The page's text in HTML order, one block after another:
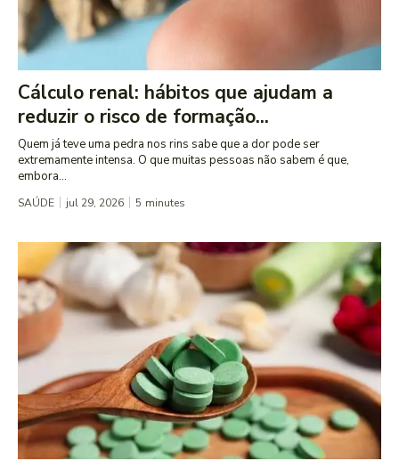
Cálculo renal: hábitos que ajudam a
reduzir o risco de formação...
Quem já teve uma pedra nos rins sabe que a dor pode ser
extremamente intensa. O que muitas pessoas não sabem é que,
embora...
SAÚDE jul 29, 2026 5 minutes